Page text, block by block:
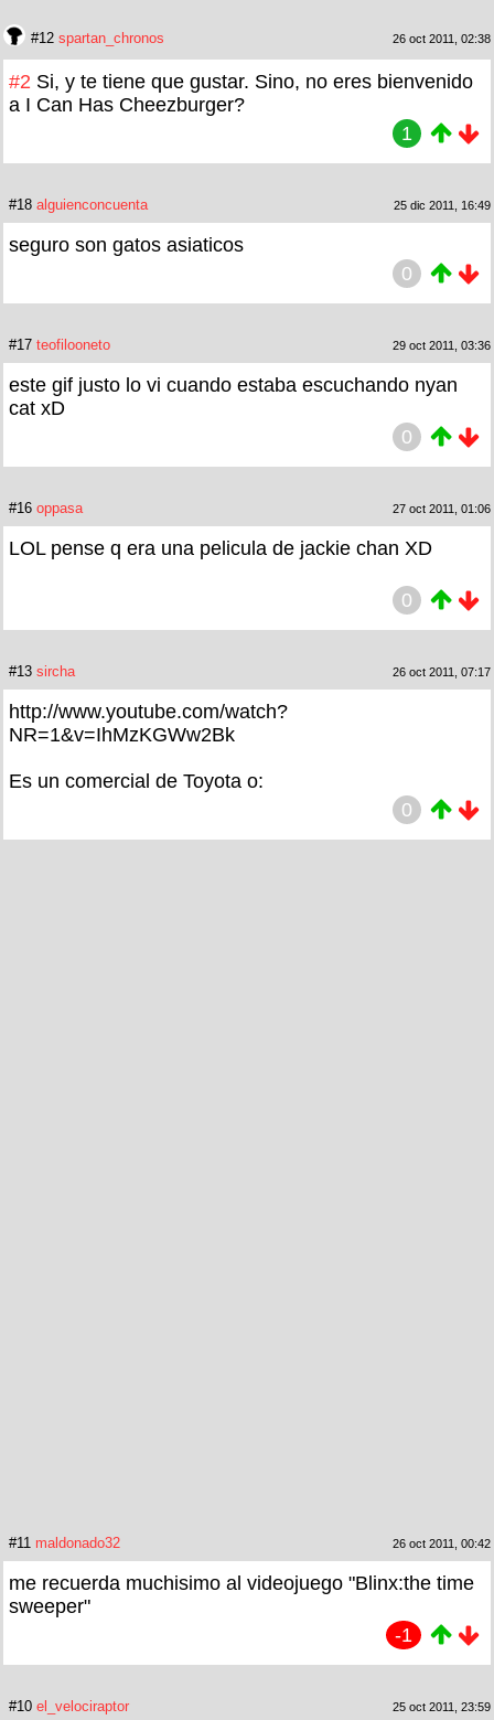
#12 spartan_chronos 26 oct 2011, 02:38
#2 Si, y te tiene que gustar. Sino, no eres bienvenido
a I Can Has Cheezburger?
1
#18 alguienconcuenta 25 dic 2011, 16:49
seguro son gatos asiaticos
0
#17 teofilooneto 29 oct 2011, 03:36
este gif justo lo vi cuando estaba escuchando nyan
cat xD
0
#16 oppasa 27 oct 2011, 01:06
LOL pense q era una pelicula de jackie chan XD
0
#13 sircha 26 oct 2011, 07:17
http://www.youtube.com/watch?
NR=1&v=IhMzKGWw2Bk
Es un comercial de Toyota o:
0
#11 maldonado32 26 oct 2011, 00:42
me recuerda muchisimo al videojuego "Blinx:the time
sweeper"
-1
#10 el_velociraptor 25 oct 2011, 23:59